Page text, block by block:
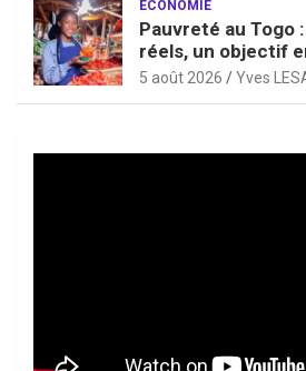
ECONOMIE
Pauvreté au Togo
réels, un objectif
5 août 2026 Yves